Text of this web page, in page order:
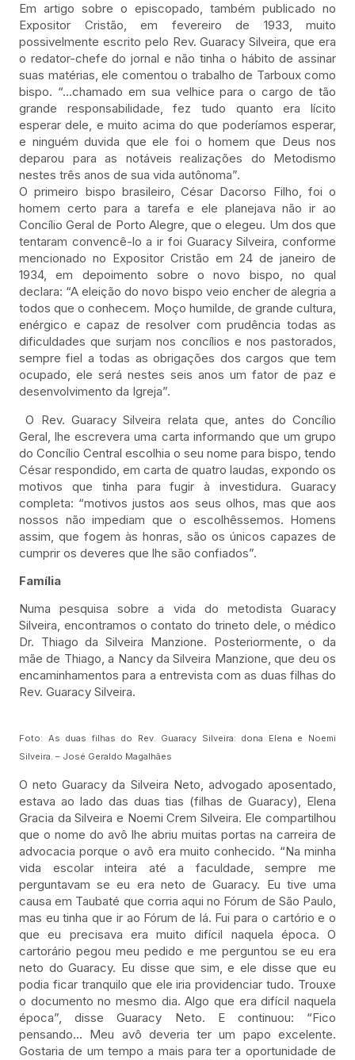
Em artigo sobre o episcopado, também publicado no
Expositor Cristão, em fevereiro de 1933, muito
possivelmente escrito pelo Rev. Guaracy Silveira, que era
o redator-chefe do jornal e não tinha o hábito de assinar
suas matérias, ele comentou o trabalho de Tarboux como
bispo. “…chamado em sua velhice para o cargo de tão
grande responsabilidade, fez tudo quanto era lícito
esperar dele, e muito acima do que poderíamos esperar,
e ninguém duvida que ele foi o homem que Deus nos
deparou para as notáveis realizações do Metodismo
nestes três anos de sua vida autônoma”.
O primeiro bispo brasileiro, César Dacorso Filho, foi o
homem certo para a tarefa e ele planejava não ir ao
Concílio Geral de Porto Alegre, que o elegeu. Um dos que
tentaram convencê-lo a ir foi Guaracy Silveira, conforme
mencionado no Expositor Cristão em 24 de janeiro de
1934, em depoimento sobre o novo bispo, no qual
declara: “A eleição do novo bispo veio encher de alegria a
todos que o conhecem. Moço humilde, de grande cultura,
enérgico e capaz de resolver com prudência todas as
dificuldades que surjam nos concílios e nos pastorados,
sempre fiel a todas as obrigações dos cargos que tem
ocupado, ele será nestes seis anos um fator de paz e
desenvolvimento da Igreja”.
O Rev. Guaracy Silveira relata que, antes do Concílio
Geral, lhe escrevera uma carta informando que um grupo
do Concílio Central escolhia o seu nome para bispo, tendo
César respondido, em carta de quatro laudas, expondo os
motivos que tinha para fugir à investidura. Guaracy
completa: “motivos justos aos seus olhos, mas que aos
nossos não impediam que o escolhêssemos. Homens
assim, que fogem às honras, são os únicos capazes de
cumprir os deveres que lhe são confiados”.
Família
Numa pesquisa sobre a vida do metodista Guaracy
Silveira, encontramos o contato do trineto dele, o médico
Dr. Thiago da Silveira Manzione. Posteriormente, o da
mãe de Thiago, a Nancy da Silveira Manzione, que deu os
encaminhamentos para a entrevista com as duas filhas do
Rev. Guaracy Silveira.
Foto: As duas filhas do Rev. Guaracy Silveira: dona Elena e Noemi
Silveira. – José Geraldo Magalhães
O neto Guaracy da Silveira Neto, advogado aposentado,
estava ao lado das duas tias (filhas de Guaracy), Elena
Gracia da Silveira e Noemi Crem Silveira. Ele compartilhou
que o nome do avô lhe abriu muitas portas na carreira de
advocacia porque o avô era muito conhecido. “Na minha
vida escolar inteira até a faculdade, sempre me
perguntavam se eu era neto de Guaracy. Eu tive uma
causa em Taubaté que corria aqui no Fórum de São Paulo,
mas eu tinha que ir ao Fórum de lá. Fui para o cartório e o
que eu precisava era muito difícil naquela época. O
cartorário pegou meu pedido e me perguntou se eu era
neto do Guaracy. Eu disse que sim, e ele disse que eu
podia ficar tranquilo que ele iria providenciar tudo. Trouxe
o documento no mesmo dia. Algo que era difícil naquela
época”, disse Guaracy Neto. E continuou: “Fico
pensando… Meu avô deveria ter um papo excelente.
Gostaria de um tempo a mais para ter a oportunidade de